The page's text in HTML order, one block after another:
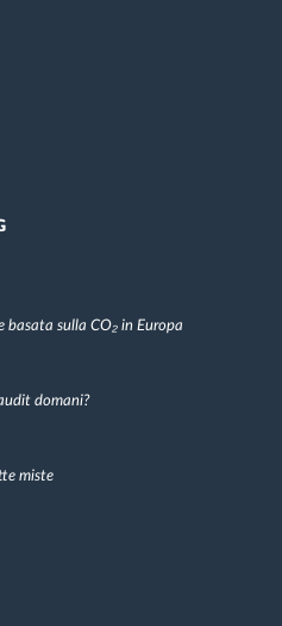
sulla CO₂ in Europa
domani?
miste